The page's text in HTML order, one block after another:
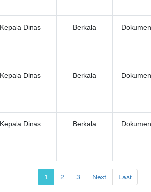
Kepala Dinas Berkala Dokumen
Kepala Dinas Berkala Dokumen
Kepala Dinas Berkala Dokumen
1 2 3 Next Last